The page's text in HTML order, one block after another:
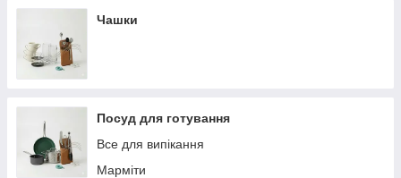
Келихи
Чашки
Посуд для готування
Все для випікання
Марміти